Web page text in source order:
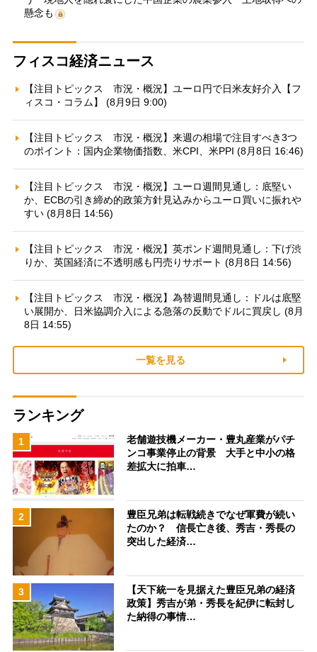
懸念も
フィスコ経済ニュース
【注目トピックス 市況・概況】ユーロ円で日米友好介入【フ
ィスコ・コラム】 (8月9日 9:00)
【注目トピックス 市況・概況】来週の相場で注目すべき3つ
のポイント：国内企業物価指数、米CPI、米PPI (8月8日 16:46)
【注目トピックス 市況・概況】ユーロ週間見通し：底堅い
か、ECBの引き締め的政策方針見込みからユーロ買いに振れや
すい (8月8日 14:56)
【注目トピックス 市況・概況】英ポンド週間見通し：下げ渋
りか、英国経済に不透明感も円売りサポート (8月8日 14:56)
【注目トピックス 市況・概況】為替週間見通し：ドルは底堅
い展開か、日米協調介入による急落の反動でドルに買戻し (8月
8日 14:55)
一覧を見る
ランキング
1
老舗遊技機メーカー・豊丸産業がパチ
ンコ事業停止の背景 大手と中小の格
差拡大に拍車…
2
豊臣兄弟は転戦続きでなぜ軍費が続い
たのか？ 信長亡き後、秀吉・秀長の
突出した経済…
3
【天下統一を見据えた豊臣兄弟の経済
政策】秀吉が弟・秀長を紀伊に転封し
た納得の事情…